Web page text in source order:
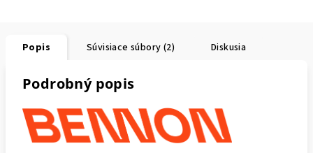
Popis Súvisiace súbory (2) Diskusia
Podrobný popis